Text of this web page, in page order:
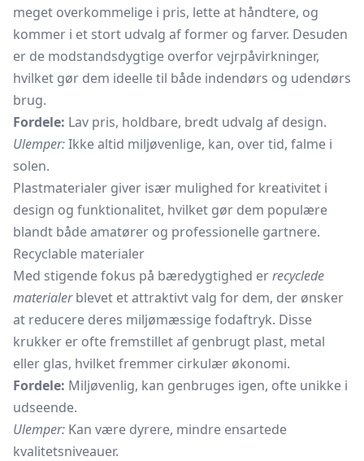
meget overkommelige i pris, lette at håndtere, og
kommer i et stort udvalg af former og farver. Desuden
er de modstandsdygtige overfor vejrpåvirkninger,
hvilket gør dem ideelle til både indendørs og udendørs
brug.
Fordele: Lav pris, holdbare, bredt udvalg af design.
Ulemper:Ikke altid miljøvenlige, kan, over tid, falme i
solen.
Plastmaterialer giver især mulighed for kreativitet i
design og funktionalitet, hvilket gør dem populære
blandt både amatører og professionelle gartnere.
Recyclable materialer
Med stigende fokus på bæredygtighed errecyclede
materialerblevet et attraktivt valg for dem, der ønsker
at reducere deres miljømæssige fodaftryk. Disse
krukker er ofte fremstillet af genbrugt plast, metal
eller glas, hvilket fremmer cirkulær økonomi.
Fordele: Miljøvenlig, kan genbruges igen, ofte unikke i
udseende.
Ulemper: Kan være dyrere, mindre ensartede
kvalitetsniveauer.